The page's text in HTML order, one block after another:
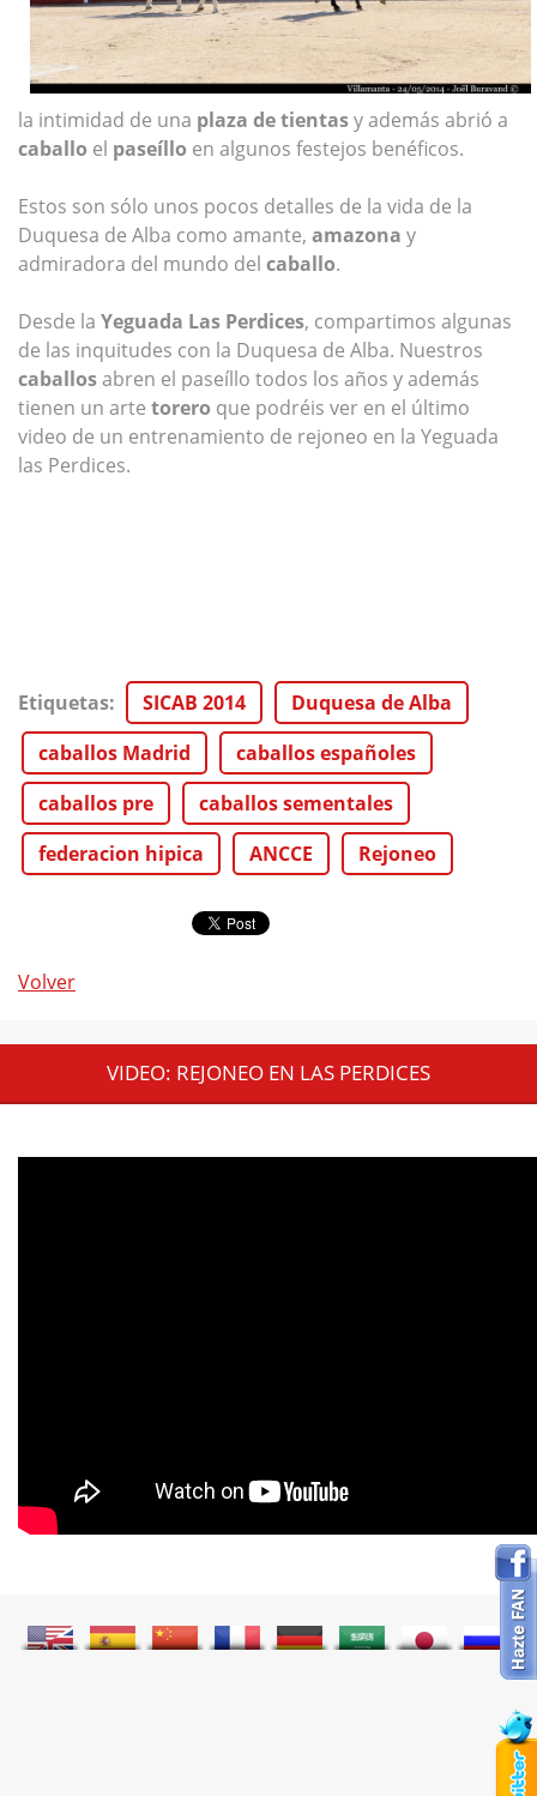
la intimidad de una plaza de tientasy además abrió a
caballo el paseíllo en algunos festejos benéficos.
Estos son sólo unos pocos detalles de la vida de la
Duquesa de Alba como amante, amazona y
admiradora del mundo del caballo.
Desde la Yeguada Las Perdices, compartimos algunas
de las inquitudes con la Duquesa de Alba. Nuestros
caballosabren el paseíllo todos los años y además
tienen un arte torero que podréis ver en el último
video de un entrenamiento de rejoneo en la Yeguada
las Perdices.
Etiquetas: SICAB 2014
Duquesa de Alba
caballos Madrid
caballos españoles
caballos pre
caballos sementales
federacion hipica
ANCCE Rejoneo
Volver
VIDEO: REJONEO EN LAS PERDICES